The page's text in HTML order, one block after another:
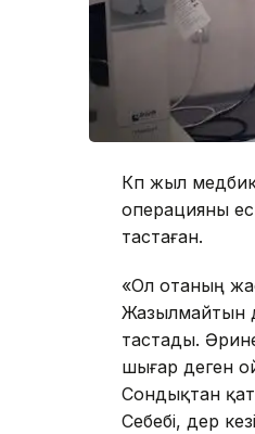
Көп жыл
операцияны
тастаған.
«Ол отаның
Жазылмайтын
тастады.
шығар деген
Сондықтан
Себебі, дер